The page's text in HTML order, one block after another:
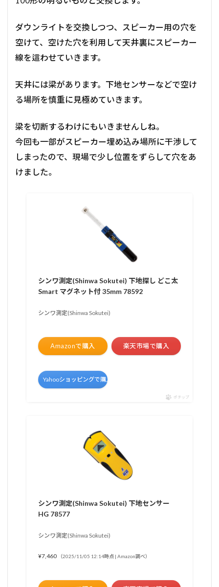
ダウンライトを交換しつつ、スピーカー用の穴を
空けて、空けた穴を利用して天井裏にスピーカー
線を這わせていきます。
天井には梁があります。下地センサーなどで空け
る場所を慎重に見極めていきます。
梁を切断するわけにもいきませんしね。
今回も一部がスピーカー埋め込み場所に干渉して
しまったので、現場で少し位置をずらして穴をあ
けました。
シンワ測定(Shinwa Sokutei) 下地探し どこ太
Smart マグネット付 35mm 78592
シンワ測定(Shinwa Sokutei)
Amazonで購入 楽天市場で購入
Yahooショッピングで購入
ポチップ
シンワ測定(Shinwa Sokutei) 下地センサー
HG 78577
シンワ測定(Shinwa Sokutei)
¥7,460 （2025/11/05 12:14時点 | Amazon調べ）